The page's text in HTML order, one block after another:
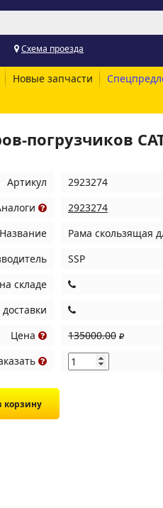
Схема проезда
Новые запчасти
погрузчиков
Артикул
2923274
2923274
Название
Рама скользящая
SSP
складе
Цена
135000.00